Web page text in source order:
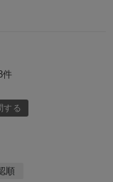
件
する
順